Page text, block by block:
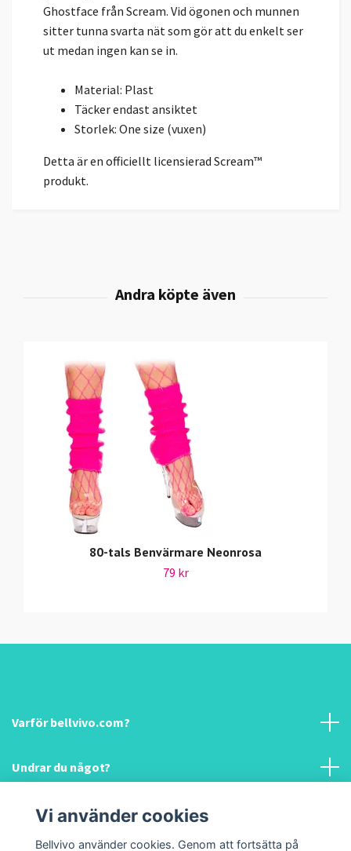
Ghostface från Scream. Vid ögonen och munnen
sitter tunna svarta nät som gör att du enkelt ser
ut medan ingen kan se in.
Material: Plast
Täcker endast ansiktet
Storlek: One size (vuxen)
Detta är en officiellt licensierad Scream™
produkt.
80-tals Benvärmare Neonrosa
79 kr
Varför bellvivo.com?
Undrar du något?
Information & hjälp!
Vi använder cookies
Bellvivo använder cookies. Genom att fortsätta på